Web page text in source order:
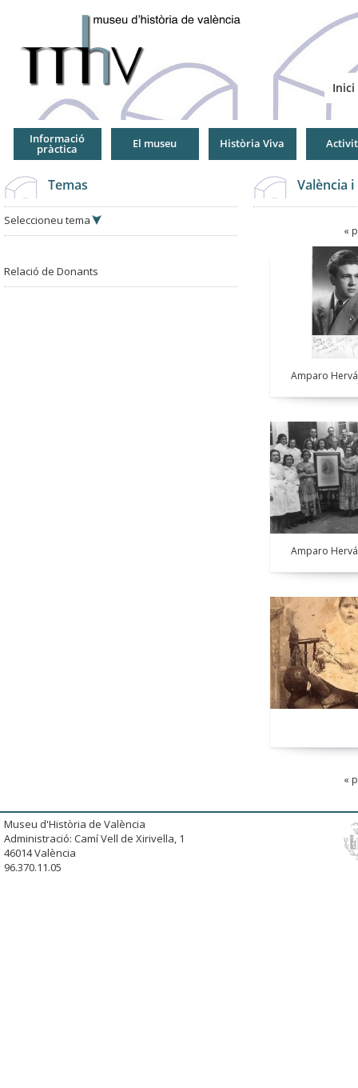
Inici
Informació
pràctica El museu Història Viva
Temas
Seleccioneu tema
Relació de Donants
València
«
Amparo
Amparo
«
Museu d'Història de València
Administració: Camí Vell de Xirivella, 1
46014 València
96.370.11.05